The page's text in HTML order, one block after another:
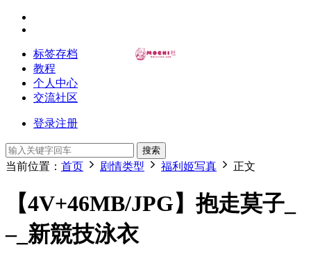
标签存档
教程
个人中心
交流社区
登录注册
搜索
当前位置： 首页 剧情类型 福利姬写真 正文
【4V+46MB/JPG】抱走莫子_
–_新競技泳衣